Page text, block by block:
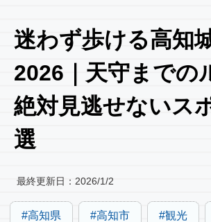
迷わず歩ける高知
2026｜天守までの
絶対見逃せないス
選
最終更新日： 2026/1/2
高知県 高知市 観光